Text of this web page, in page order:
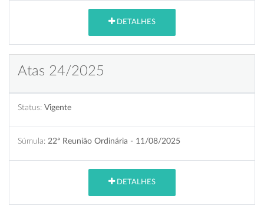
DETALHES
Atas 24/2025
Status: Vigente
Súmula: 22ª Reunião Ordinária - 11/08/2025
DETALHES